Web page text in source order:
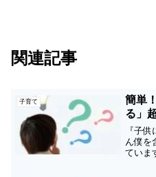
関連記事
子育て
簡単
る」
『子
ん僕を
ていま